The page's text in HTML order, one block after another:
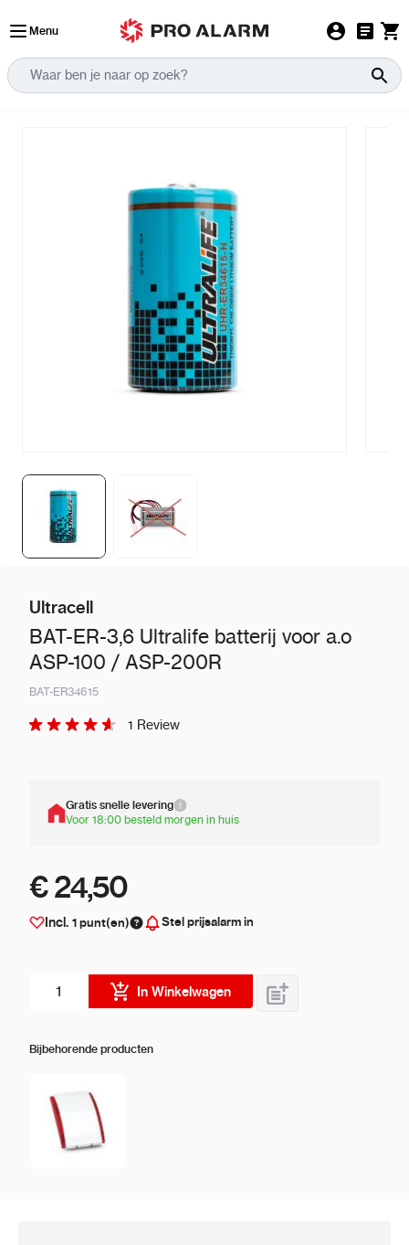
Menu
Ultracell
BAT-ER-3,6 Ultralife batterij voor a.o
ASP-100 / ASP-200R
BAT-ER34615
1 Review
Gratis snelle levering
Voor 18:00 besteld morgen in huis
€ 24,50
Incl. 1punt(en) Stel prijsalarm in
In Winkelwagen
Bijbehorende producten